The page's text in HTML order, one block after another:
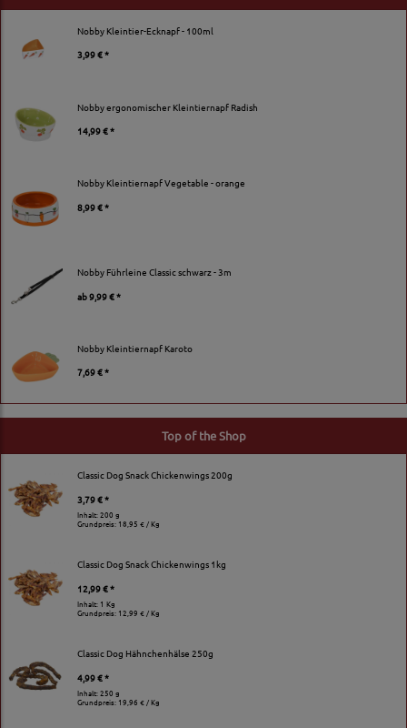
Nobby Kleintier-Ecknapf - 100ml
3,99 € *
Nobby ergonomischer Kleintiernapf Radish
14,99 € *
Nobby Kleintiernapf Vegetable - orange
8,99 € *
Nobby Führleine Classic schwarz - 3m
ab9,99 € *
Nobby Kleintiernapf Karoto
7,69 € *
Top of the Shop
Classic Dog Snack Chickenwings 200g
3,79 € *
Inhalt: 200 g
Grundpreis:18,95 € / Kg
Classic Dog Snack Chickenwings 1kg
12,99 € *
Inhalt: 1 Kg
Grundpreis: 12,99 € / Kg
Classic Dog Hähnchenhälse 250g
4,99 € *
Inhalt: 250 g
Grundpreis:19,96 € / Kg